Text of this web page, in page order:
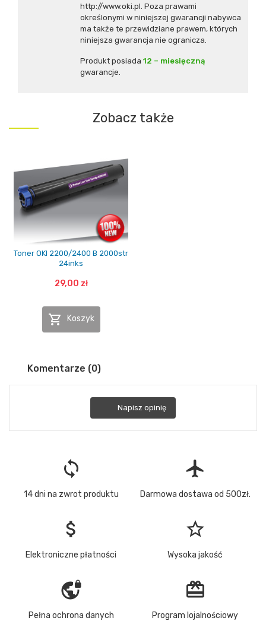
http://www.oki.pl . Poza prawami
określonymi w niniejszej gwarancji nabywca
ma także te przewidziane prawem, których
niniejsza gwarancja nie ogranicza.
Produkt posiada 12 – miesięczną
gwarancje.
Zobacz także
Toner OKI 2200/2400 B 2000str
24inks
29,00 zł
 Koszyk
Komentarze (0)
Napisz opinię
loop
14 dni na zwrot produktu
flight
Darmowa dostawa od 500zł.
attach_money
Elektroniczne płatności
star_border
Wysoka jakość
vpn_lock
Pełna ochrona danych
redeem
Program lojalnościowy